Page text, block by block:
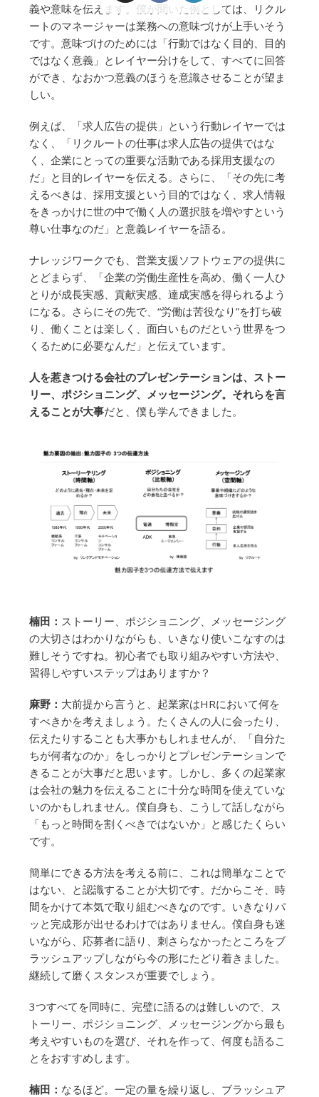
義や意味を伝えます。僕が聞いた例としては、リクル
ートのマネージャーは業務への意味づけが上手いそう
です。意味づけのためには「行動ではなく目的、目的
ではなく意義」とレイヤー分けをして、すべてに回答
ができ、なおかつ意義のほうを意識させることが望ま
しい。
例えば、「求人広告の提供」という行動レイヤーでは
なく、「リクルートの仕事は求人広告の提供ではな
く、企業にとっての重要な活動である採用支援なの
だ」と目的レイヤーを伝える。さらに、「その先に考
えるべきは、採用支援という目的ではなく、求人情報
をきっかけに世の中で働く人の選択肢を増やすという
尊い仕事なのだ」と意義レイヤーを語る。
ナレッジワークでも、営業支援ソフトウェアの提供に
とどまらず、「企業の労働生産性を高め、働く一人ひ
とりが成長実感、貢献実感、達成実感を得られるよう
になる。さらにその先で、“労働は苦役なり”を打ち破
り、働くことは楽しく、面白いものだという世界をつ
くるために必要なんだ」と伝えています。
人を惹きつける会社のプレゼンテーションは、ストー
リー、ポジショニング、メッセージング。それらを言
えることが大事だと、僕も学んできました。
楠田： ストーリー、ポジショニング、メッセージング
の大切さはわかりながらも、いきなり使いこなすのは
難しそうですね。初心者でも取り組みやすい方法や、
習得しやすいステップはありますか？
麻野： 大前提から言うと、起業家はHRにおいて何を
すべきかを考えましょう。たくさんの人に会ったり、
伝えたりすることも大事かもしれませんが、「自分た
ちが何者なのか」をしっかりとプレゼンテーションで
きることが大事だと思います。しかし、多くの起業家
は会社の魅力を伝えることに十分な時間を使えていな
いのかもしれません。僕自身も、こうして話しながら
「もっと時間を割くべきではないか」と感じたくらい
です。
簡単にできる方法を考える前に、これは簡単なことで
はない、と認識することが大切です。だからこそ、時
間をかけて本気で取り組むべきなのです。いきなりパ
ッと完成形が出せるわけではありません。僕自身も迷
いながら、応募者に語り、刺さらなかったところをブ
ラッシュアップしながら今の形にたどり着きました。
継続して磨くスタンスが重要でしょう。
3つすべてを同時に、完璧に語るのは難しいので、ス
トーリー、ポジショニング、メッセージングから最も
考えやすいものを選び、それを作って、何度も語るこ
とをおすすめします。
楠田： なるほど。一定の量を繰り返し、ブラッシュア